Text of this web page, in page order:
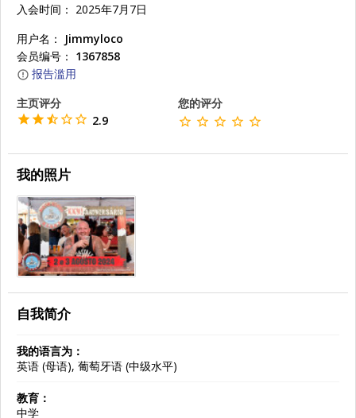
入会时间： 2025年7月7日
用户名：
Jimmyloco
会员编号： 1367858
报告滥用
主页评分
2.9
您的评分
我的照片
自我简介
我的语言为：
英语 (母语), 葡萄牙语 (中级水平)
教育：
中学